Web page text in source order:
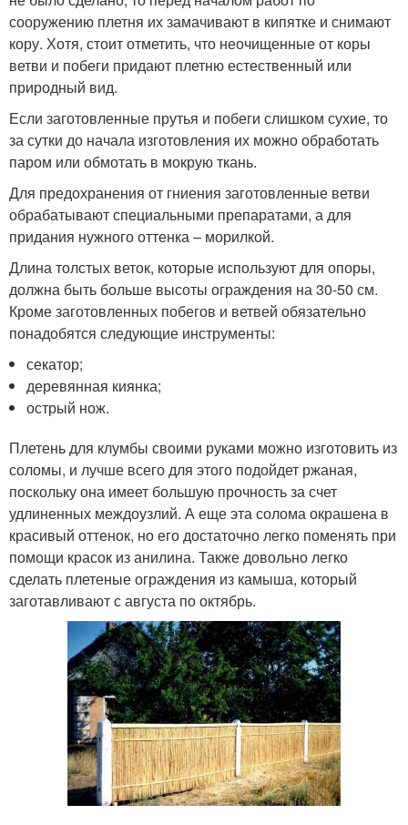
сооружению плетня их замачивают в кипятке и снимают
кору. Хотя, стоит отметить, что неочищенные от коры
ветви и побеги придают плетню естественный или
природный вид.
Если заготовленные прутья и побеги слишком сухие, то
за сутки до начала изготовления их можно обработать
паром или обмотать в мокрую ткань.
Для предохранения от гниения заготовленные ветви
обрабатывают специальными препаратами, а для
придания нужного оттенка – морилкой.
Длина толстых веток, которые используют для опоры,
должна быть больше высоты ограждения на 30-50 см.
Кроме заготовленных побегов и ветвей обязательно
понадобятся следующие инструменты:
секатор;
деревянная киянка;
острый нож.
Плетень для клумбы своими руками можно изготовить из
соломы, и лучше всего для этого подойдет ржаная,
поскольку она имеет большую прочность за счет
удлиненных междоузлий. А еще эта солома окрашена в
красивый оттенок, но его достаточно легко поменять при
помощи красок из анилина. Также довольно легко
сделать плетеные ограждения из камыша, который
заготавливают с августа по октябрь.